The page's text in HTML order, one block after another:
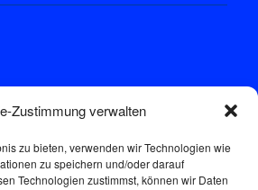
Zustimmung verwalten
zu bieten, verwenden wir Technologien wie
zu speichern und/oder darauf
Technologien zustimmst, können wir Daten